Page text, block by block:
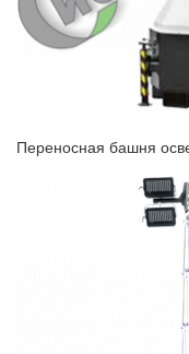
Переносная башня